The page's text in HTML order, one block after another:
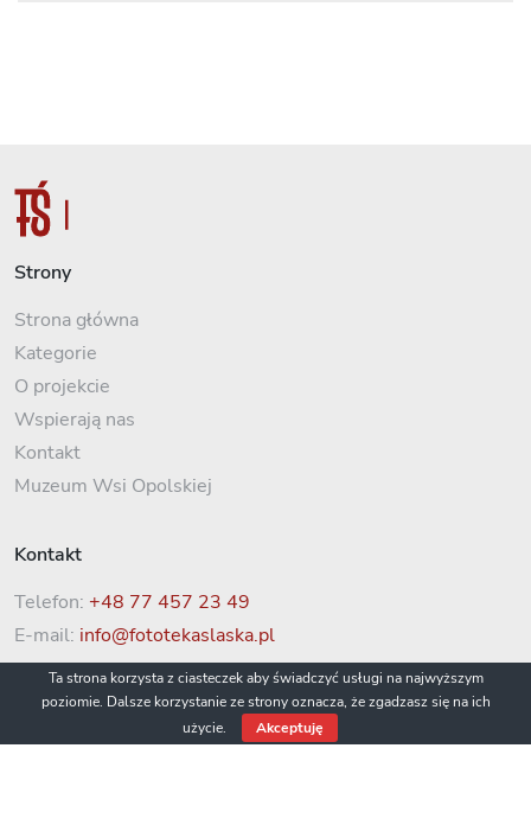
Strony
Strona główna
Kategorie
O projekcie
Wspierają nas
Kontakt
Muzeum Wsi Opolskiej
Kontakt
Telefon: +48 77 457 23 49
E-mail: info@fototekaslaska.pl
Ta strona korzysta z ciasteczek aby świadczyć usługi na najwyższym
poziomie. Dalsze korzystanie ze strony oznacza, że zgadzasz się na ich
użycie.
Akceptuję